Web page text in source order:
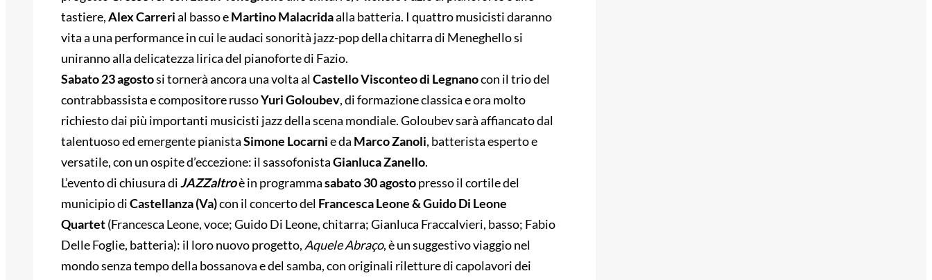
tastiere,Alex Carrerial basso eMartino Malacridaalla batteria. I quattro musicisti daranno
vita a una performance in cui le audaci sonorità jazz-pop della chitarra di Meneghello si
uniranno alla delicatezza lirica del pianoforte di Fazio.
Sabato 23 agostosi tornerà ancora una volta alCastello Visconteo di Legnanocon il trio del
contrabbassista e compositore russoYuriGoloubev, di formazione classica e ora molto
richiesto dai più importanti musicisti jazz della scena mondiale. Goloubev sarà affiancato dal
talentuoso ed emergente pianistaSimone Locarnie da Marco Zanoli, batterista esperto e
versatile, con un ospite d’eccezione: il sassofonistaGianluca Zanello.
L’evento di chiusura diJAZZaltroè in programmasabato 30 agostopresso il cortile del
municipio diCastellanza (Va)con il concerto del Francesca Leone & Guido Di Leone
Quartet(Francesca Leone, voce; Guido Di Leone, chitarra; Gianluca Fraccalvieri, basso; Fabio
Delle Foglie, batteria): il loro nuovo progetto, AqueleAbraço, è un suggestivo viaggio nel
mondo senza tempo della bossanova e del samba, con originali riletture di capolavori dei